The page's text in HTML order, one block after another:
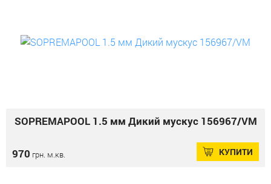
SOPREMAPOOL 1.5 мм Дикий мускус 156967/VM
970 грн. м.кв. КУПИТИ